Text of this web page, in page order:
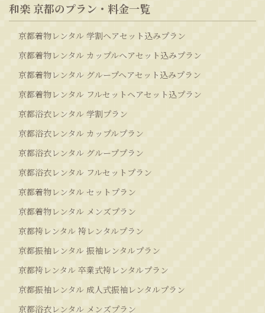
和楽 京都のプラン・料金一覧
京都着物レンタル 学割ヘアセット込みプラン
京都着物レンタル カップルヘアセット込みプラン
京都着物レンタル グループヘアセット込みプラン
京都着物レンタル フルセットヘアセット込プラン
京都浴衣レンタル 学割プラン
京都浴衣レンタル カップルプラン
京都浴衣レンタル グループプラン
京都浴衣レンタル フルセットプラン
京都着物レンタル セットプラン
京都着物レンタル メンズプラン
京都袴レンタル 袴レンタルプラン
京都振袖レンタル 振袖レンタルプラン
京都袴レンタル 卒業式袴レンタルプラン
京都振袖レンタル 成人式振袖レンタルプラン
京都浴衣レンタル メンズプラン